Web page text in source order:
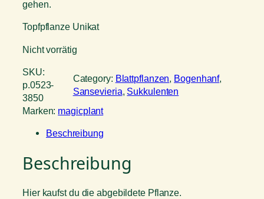
gehen.
Topfpflanze Unikat
Nicht vorrätig
SKU:
p.0523-
3850
Category: Blattpflanzen, Bogenhanf
Sansevieria, Sukkulenten
Marken: magicplant
Beschreibung
Beschreibung
Hier kaufst du die abgebildete Pflanze.